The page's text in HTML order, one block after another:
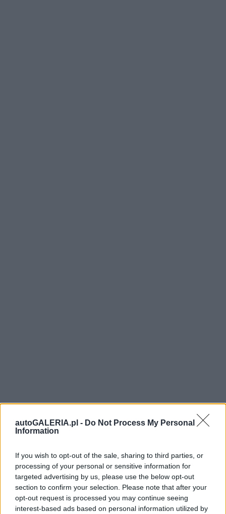
autoGALERIA.pl - Do Not Process My Personal
Information
If you wish to opt-out of the sale, sharing to third parties, or
processing of your personal or sensitive information for
targeted advertising by us, please use the below opt-out
section to confirm your selection. Please note that after your
opt-out request is processed you may continue seeing
interest-based ads based on personal information utilized by